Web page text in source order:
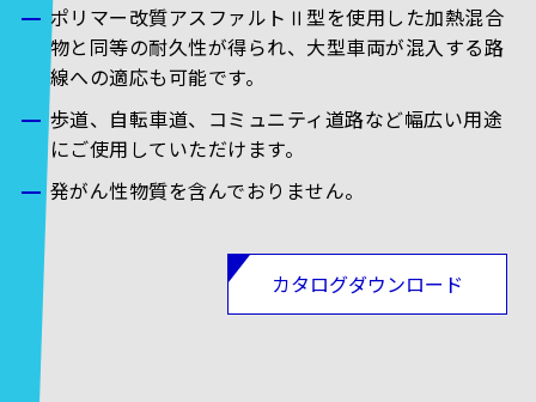
ポリマー改質アスファルトⅡ型を使用した加熱混合
物と同等の耐久性が得られ、大型車両が混入する路
線への適応も可能です。
歩道、自転車道、コミュニティ道路など幅広い用途
にご使用していただけます。
発がん性物質を含んでおりません。
カタログダウンロード